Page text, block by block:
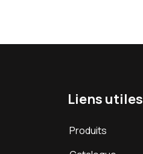
Liens utiles
Produits